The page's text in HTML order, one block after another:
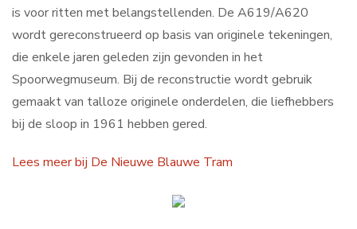
is voor ritten met belangstellenden. De A619/A620
wordt gereconstrueerd op basis van originele tekeningen,
die enkele jaren geleden zijn gevonden in het
Spoorwegmuseum. Bij de reconstructie wordt gebruik
gemaakt van talloze originele onderdelen, die liefhebbers
bij de sloop in 1961 hebben gered.
Lees meer bij De Nieuwe Blauwe Tram